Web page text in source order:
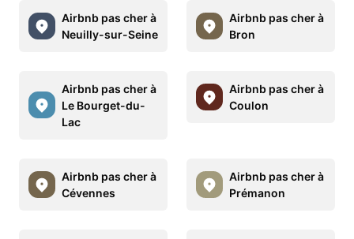
Airbnb pas cher à
Neuilly-sur-Seine
Airbnb pas cher à
Bron
Airbnb pas cher à
Le Bourget-du-
Lac
Airbnb pas cher à
Coulon
Airbnb pas cher à
Cévennes
Airbnb pas cher à
Prémanon